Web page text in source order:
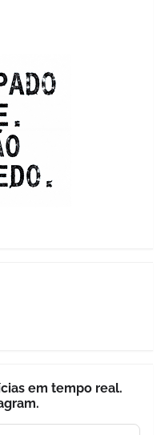
em tempo real.